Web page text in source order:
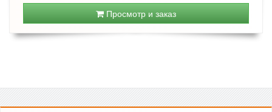
Просмотр и заказ